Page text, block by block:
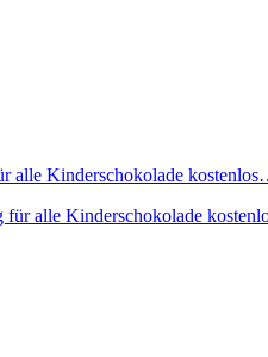
alle Kinderschokolade
für alle Kinderschokolade